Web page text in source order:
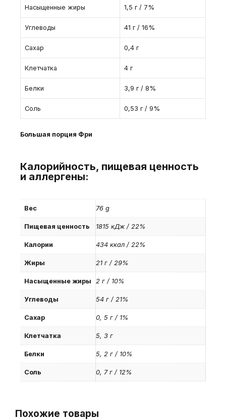
Насыщенные жиры 1,5 г / 7%
Углеводы 41 г / 16%
Сахар 0,4 г
Клетчатка 4 г
Белки 3,9 г / 8%
Соль 0,53 г / 9%
Большая порция Фри
Калорийность, пищевая ценность
и аллергены:
Вес 76 g
Пищевая ценность 1815 кДж / 22%
Калории 434 ккал / 22%
Жиры 21 г / 29%
Насыщенные жиры 2 г / 10%
Углеводы 54 г / 21%
Сахар 0, 5 г / 1%
Клетчатка 5, 3 г
Белки 5, 2 г / 10%
Соль 0, 7 г / 12%
Похожие товары